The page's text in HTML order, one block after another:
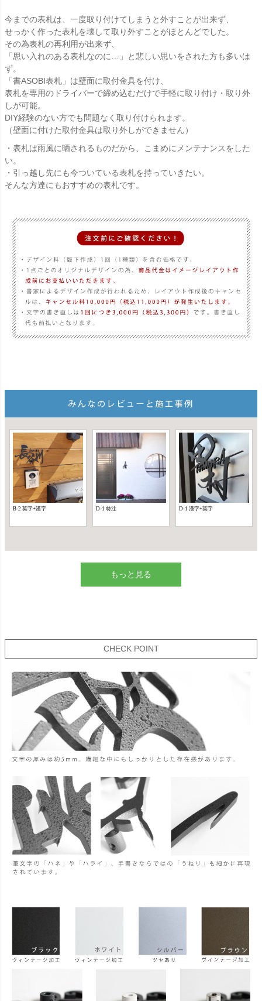
今までの表札は、一度取り付けてしまうと外すことが出来ず、
せっかく作った表札を壊して取り外すことがほとんどでした。
その為表札の再利用が出来ず、
「思い入れのある表札なのに…」と悲しい思いをされた方も多いは
ず。
「書ASOBI表札」は壁面に取付金具を付け、
表札を専用のドライバーで締め込むだけで手軽に取り付け・取り外
しが可能。
DIY経験のない方でも問題なく取り付けられます。
（壁面に付けた取付金具は取り外しができません）
・表札は雨風に晒されるものだから、こまめにメンテナンスをした
い。
・引っ越し先にも今ついている表札を持っていきたい。
そんな方達にもおすすめの表札です。
もっと見る
CHECK POINT